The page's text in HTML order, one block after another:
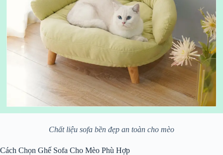
Chất liệu sofa bền đẹp an toàn cho mèo
Cách Chọn Ghế Sofa Cho Mèo Phù Hợp